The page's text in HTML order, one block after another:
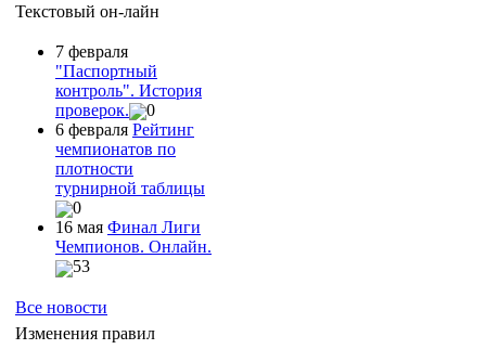
Текстовый он-лайн
7 февраля
"Паспортный
контроль". История
проверок.
0
6 февраля Рейтинг
чемпионатов по
плотности
турнирной таблицы
0
16 мая Финал Лиги
Чемпионов. Онлайн.
53
Все новости
Изменения правил